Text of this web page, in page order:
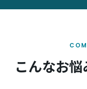
こんなお